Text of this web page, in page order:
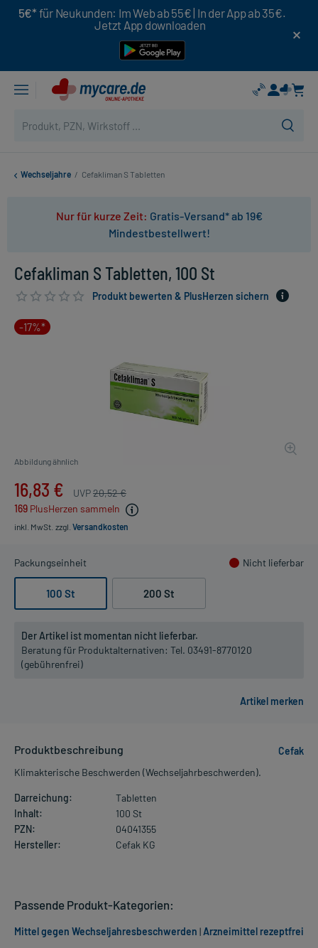
5€* für Neukunden: Im Web ab 55€ | In der App ab 35€.
Jetzt App downloaden
Wechseljahre / Cefakliman S Tabletten
Nur für kurze Zeit: Gratis-Versand* ab 19€
Mindestbestellwert!
Cefakliman S Tabletten, 100 St
Produkt bewerten & PlusHerzen sichern
-17%*
Abbildung ähnlich
16,83 € UVP20,52 €
169 PlusHerzen sammeln
inkl. MwSt. zzgl. Versandkosten
Packungseinheit Nicht lieferbar
100 St 200 St
Der Artikel ist momentan nicht lieferbar.
Beratung für Produktalternativen: Tel. 03491-8770120
(gebührenfrei)
Produktbeschreibung
Cefak
Klimakterische Beschwerden (Wechseljahrbeschwerden).
Darreichung:
Tabletten
Inhalt:
100 St
PZN:
04041355
Hersteller:
Cefak KG
Passende Produkt-Kategorien:
Mittel gegen Wechseljahresbeschwerden |Arzneimittel rezeptfrei